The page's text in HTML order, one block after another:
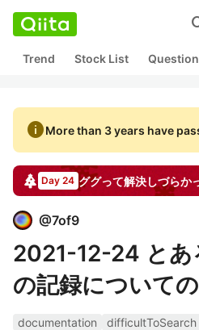
Trend Stock List Question
infoMore than 3 years have
Day 24 ググって解決しづらか
@7of9
2021-12-24 とあ
の記録について
documentation
difficultToSearch